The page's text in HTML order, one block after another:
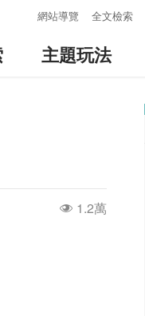
網站導覽 全文檢索
主題玩法
1.2萬